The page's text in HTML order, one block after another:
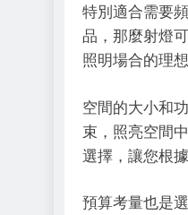
特別適合需要
品，那麼射燈
照明場合的理想
空間的大小和
束，照亮空間
選擇，讓您根
預算考量也是